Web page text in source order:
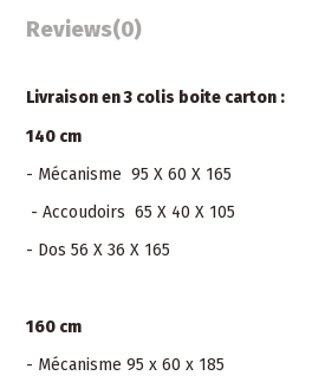
Reviews(0)
Livraison en 3 colis boite carton :
140 cm
- Mécanisme 95 X 60 X 165
- Accoudoirs 65 X 40 X 105
- Dos 56 X 36 X 165
160 cm
- Mécanisme 95 x 60 x 185